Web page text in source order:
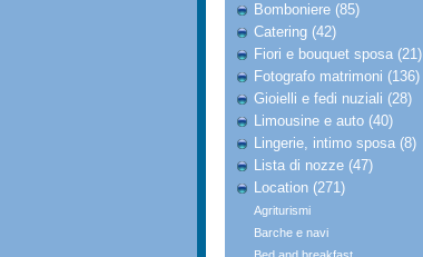
Bomboniere (85)
Catering (42)
Fiori e bouquet sposa (21)
Fotografo matrimoni (136)
Gioielli e fedi nuziali (28)
Limousine e auto (40)
Lingerie, intimo sposa (8)
Lista di nozze (47)
Location (271)
Agriturismi
Barche e navi